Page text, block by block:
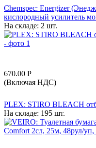
Chemspec: Energizer
кислородный усилитель
На складе: 2 шт.
670.00 Р
(Включая НДС)
PLEX: STIRO BLEACH
На складе: 195 шт.